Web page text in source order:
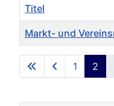
Beiträge
Titel
Markt- und
1 2